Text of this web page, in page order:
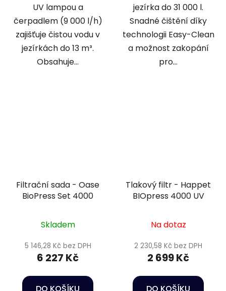
UV lampou a
čerpadlem (9 000 l/h)
zajišťuje čistou vodu v
jezírkách do 13 m³.
Obsahuje...
jezírka do 31 000 l.
Snadné čištění díky
technologii Easy-Clean
a možnost zakopání
pro...
Filtrační sada - Oase
BioPress Set 4000
Skladem
5 146,28 Kč bez DPH
6 227 Kč
Tlakový filtr - Happet
BIOpress 4000 UV
Na dotaz
2 230,58 Kč bez DPH
2 699 Kč